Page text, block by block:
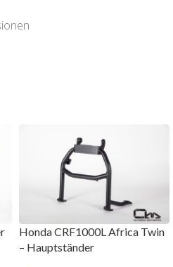
Honda CRF1000L Africa Twin
– Hauptständer